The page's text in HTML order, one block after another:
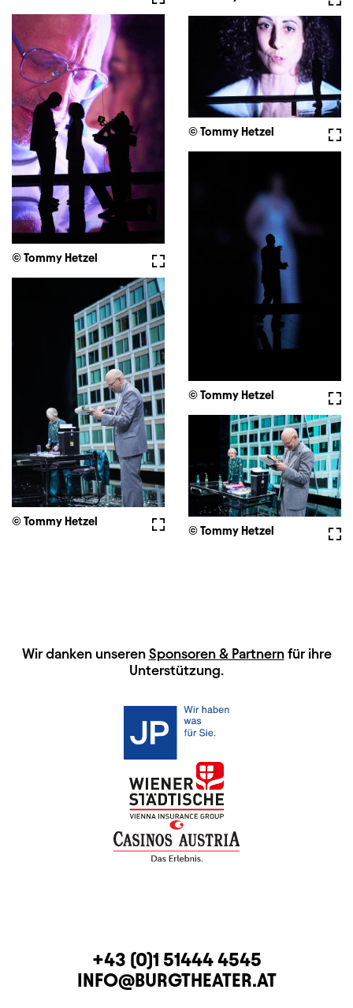
Vollbild
© Tommy Hetzel
© Tommy Hetzel
© Tommy Hetzel
Vollbild
© Tommy Hetzel
© Tommy Hetzel
HAUPTSPONSOREN
Wir danken unseren Sponsoren & Partnernfür ihre
Unterstützung.
KONTAKTTELEFON
+43 (0)1 51444 4545
E-MAIL
INFO@BURGTHEATER.AT